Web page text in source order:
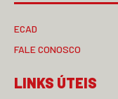
ECAD
FALE CONOSCO
LINKS ÚTEIS